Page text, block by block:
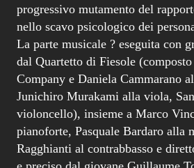
progressivo mutamento del
nello scavo psicologico dei
La parte musicale ? eseguita con
dal Quartetto di Fiesole
Company e Daniela Cammarano
Junichiro Murakami alla viola,
violoncello), insieme a Marco
pianoforte, Pasquale Bardaro alla
Ragghianti al contrabbasso e